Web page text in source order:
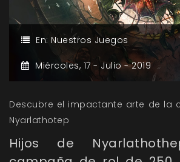
En: Nuestros Juegos
Miércoles, 17 - Julio -2019
Descubre el impactante arte de la
Nyarlathotep
Hijos de